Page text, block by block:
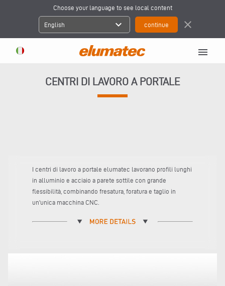
Choose your language to see local content
English expand_more close
menu
CENTRI DI LAVORO A PORTALE
I centri di lavoro a portale elumatec lavorano profili lunghi
in alluminio e acciaio a parete sottile con grande
flessibilità, combinando fresatura, foratura e taglio in
un'unica macchina CNC.